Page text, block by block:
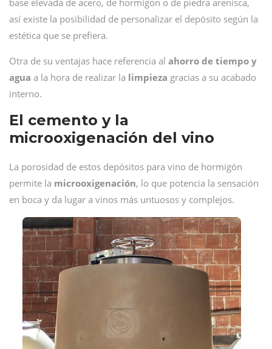
base elevada de acero, de hormigón o de piedra arenisca,
así existe la posibilidad de personalizar el depósito según la
estética que se prefiera.
Otra de su ventajas hace referencia al ahorro de tiempo y
agua a la hora de realizar la limpieza gracias a su acabado
interno.
El cemento y la
microoxigenación del vino
La porosidad de estos depósitos para vino de hormigón
permite la microoxigenación, lo que potencia la sensación
en boca y da lugar a vinos más untuosos y complejos.